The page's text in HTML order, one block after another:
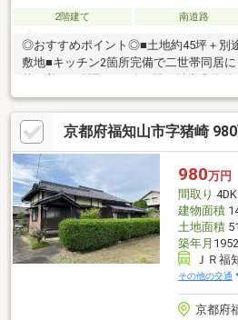
2階建て 南道路
◎おすすめポイント◎■土地約45坪＋別
敷地■キッチン2箇所完備で二世帯同居
校：徒歩約29分■桃映中学校：徒歩約34
園前店：徒歩約7分■フレッシュバザー
約25分※他1筆有り（猪崎229-5、49.58㎡
ク必要※景観地区内※埋蔵文化財有り※
ムライフ不動産◆当日の内覧・ご見学も
やお電話でも各種ご相談を承っておりま
京都府福知山市字猪崎
980万円
間取り 4DK
建物面積
土地面積
築年月
ＪＲ福
その他の交通
京都府